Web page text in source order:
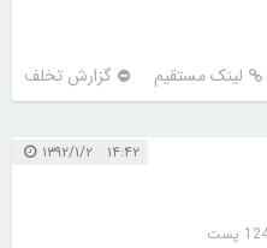
لینک مستقیم گزارش تخلف
۱۴:۴۲ ۱۳۹۲/۱/۲
پست